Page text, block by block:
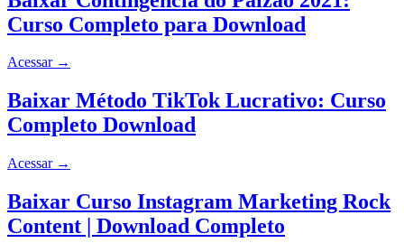
Curso Completo para Download
Acessar →
Baixar Método TikTok Lucrativo: Curso
Completo Download
Acessar →
Baixar Curso Instagram Marketing Rock
Content | Download Completo